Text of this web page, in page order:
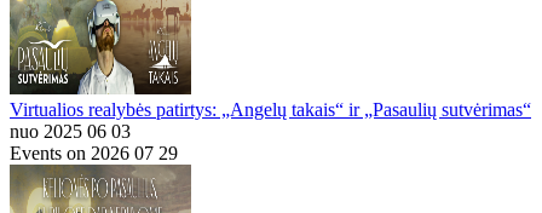
Virtualios realybės patirtys: „Angelų takais“ ir „Pasaulių sutvėrimas“
nuo 2025 06 03
Events on 2026 07 29